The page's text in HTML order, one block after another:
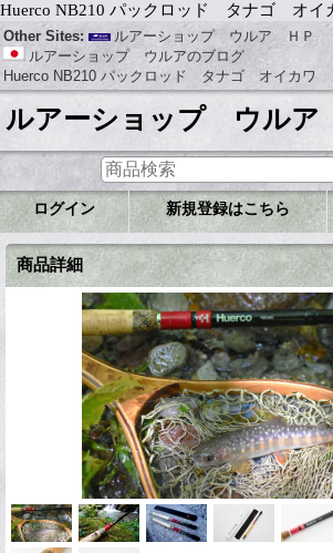
Huerco NB210 パックロッド タナゴ オイ
Other Sites:
ルアーショップ ウルア ＨＰ
ルアーショップ ウルアのブログ
Huerco NB210 パックロッド タナゴ オイカワ
ルアーショップ ウルア
ログイン 新規登録はこちら
商品詳細